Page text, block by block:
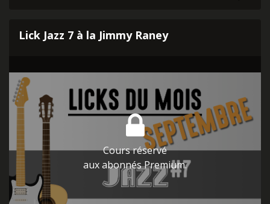
Lick Jazz 7 à la Jimmy Raney
Cours réservé
aux abonnés Premium.